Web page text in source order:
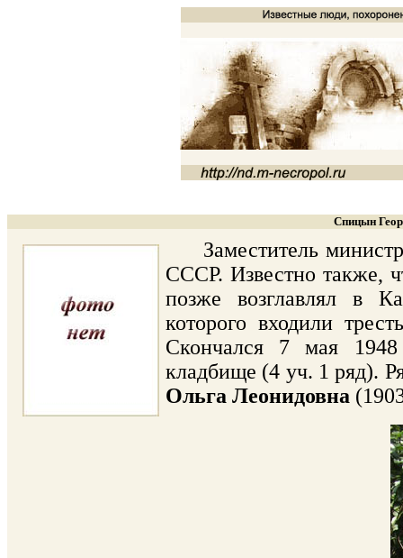
Спицын
Заместитель
СССР. Известно также,
позже возглавлял в
которого входили
Скончался 7 мая
кладбище (4 уч. 1 ряд).
Ольга Леонидовна